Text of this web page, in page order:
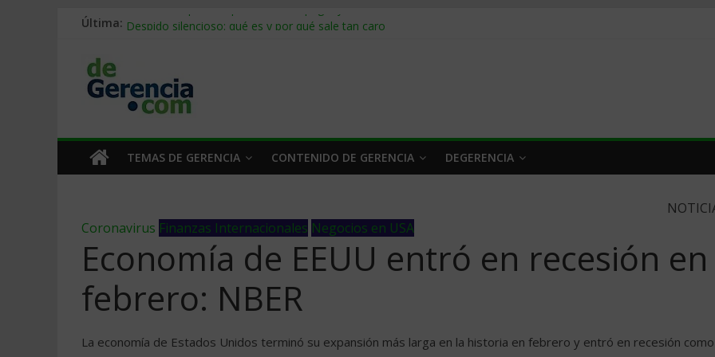
Última: Stablecoins para empresas: cómo pagar y cobrar en 2026
Trabajo forzoso en la cadena de suministro: qué hacer
Mercado hispano de EE. UU.: cómo segmentarlo y venderle
TEMAS DE GERENCIA CONTENIDO DE GERENCIA DEGERENCIA
Coronavirus Finanzas Internacionales Negocios en USA
Economía de EEUU entró en recesión en
febrero: NBER
La economía de Estados Unidos terminó su expansión más larga en la historia en febrero y entró en recesión como